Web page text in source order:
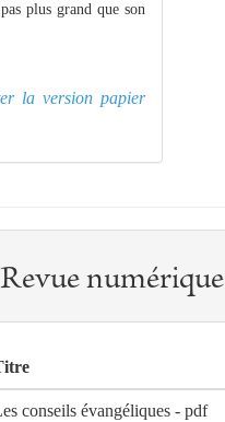
plus grand que son
la version papier
Revue numérique
conseils évangéliques - pdf